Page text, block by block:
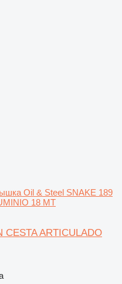
Oil & Steel SNAKE 189
18 MT
CESTA ARTICULADO